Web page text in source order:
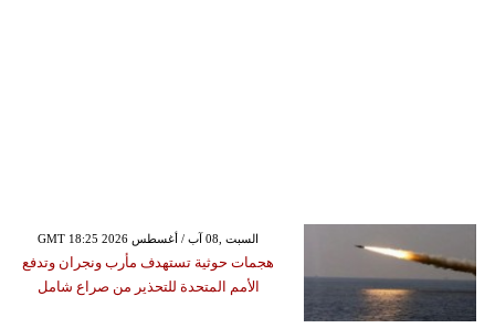
GMT 18:25 2026 السبت ,08 آب / أغسطس
هجمات حوثية تستهدف مأرب ونجران وتدفع
الأمم المتحدة للتحذير من صراع شامل